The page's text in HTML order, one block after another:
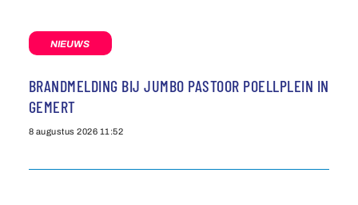
NIEUWS
BRANDMELDING BIJ JUMBO PASTOOR POELLPLEIN IN
GEMERT
8 augustus 2026 11:52